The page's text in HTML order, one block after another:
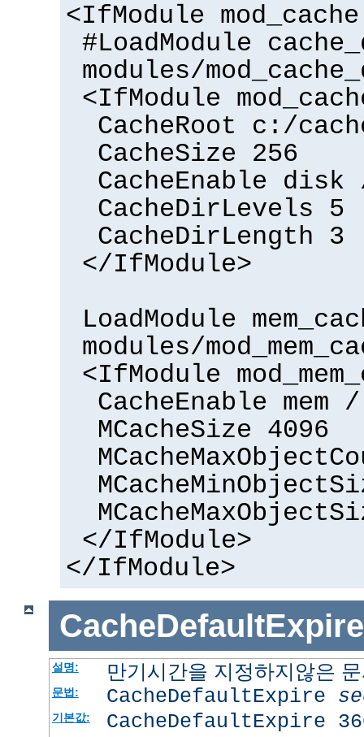
<IfModule
#LoadModule
modules/
<IfModule
CacheRoot c:/
CacheSize 256
CacheEnable disk
CacheDirLevels 5
CacheDirLength 3
</IfModule>
LoadModule
modules/
<IfModule
CacheEnable mem /
MCacheSize 4096
</IfModule>
</IfModule>
CacheDefaultExpire
설명: 만기시간을 지정하지않은
문법: CacheDefaultExpire
기본값: CacheDefaultExpire